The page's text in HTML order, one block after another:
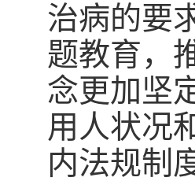
治病的要
题教育，
念更加坚
用人状况
内法规制